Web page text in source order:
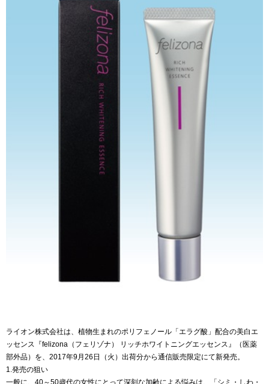
ライオン株式会社は、植物生まれのポリフェノール「エラグ酸」配合の美白エ
ッセンス『felizona（フェリゾナ） リッチホワイトニングエッセンス』（医薬
部外品）を、2017年9月26日（火）出荷分から通信販売限定にて新発売。
1.発売の狙い
一般に、40～50歳代の女性にとって深刻な加齢による悩みは、「シミ・しわ・